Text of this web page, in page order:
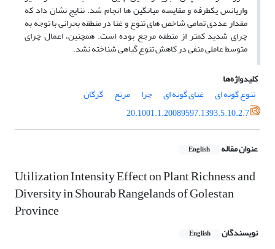
واریانس یکطرفه و مقایسه میانگین ها انجام شد. نتایج نشان داد که
مقدار عددی تمامی شاخص های تنوع و غنا در منطقه بحرانی با توجه به
چرای شدید کمتر از منطقه مرجع بوده است. همچنین، اعمال چرای
متوسط عاملی منفی در کاهش تنوع گیاهی شناخته نشد.
کلیدواژه‌ها
تنوع گونه ای
غنای گونه ای چرا مرتع
گرگان
20.1001.1.20089597.1393.5.10.2.7
عنوان مقاله English
Utilization Intensity Effect on Plant Richness and
Diversity in Shourab Rangelands of Golestan
Province
نویسندگان English